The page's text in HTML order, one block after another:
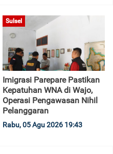
Sulsel
Imigrasi Parepare Pastikan
Kepatuhan WNA di Wajo,
Operasi Pengawasan Nihil
Pelanggaran
Rabu, 05 Agu 2026 19:43